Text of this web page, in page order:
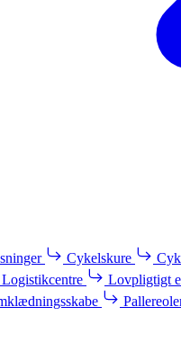
Cykelskure
Logistikcentre Lovpligtigt